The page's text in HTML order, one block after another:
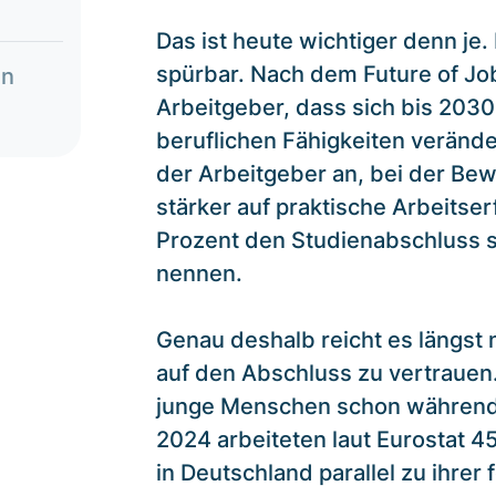
Das ist heute wichtiger denn
spürbar. Nach dem Future of
Arbeitgeber, dass sich bis
beruflichen Fähigkeiten
der Arbeitgeber an, bei der
stärker auf praktische
Prozent den Studienabschluss
nennen.
Genau deshalb reicht es
auf den Abschluss zu
junge Menschen schon
2024 arbeiteten laut Eurostat
in Deutschland parallel zu ihrer